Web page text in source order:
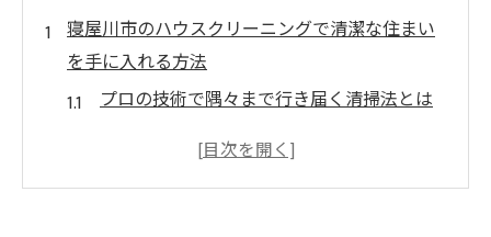
寝屋川市のハウスクリーニングで清潔な住まい
を手に入れる方法
プロの技術で隅々まで行き届く清掃法とは
日々の生活で蓄積される汚れへの対処法